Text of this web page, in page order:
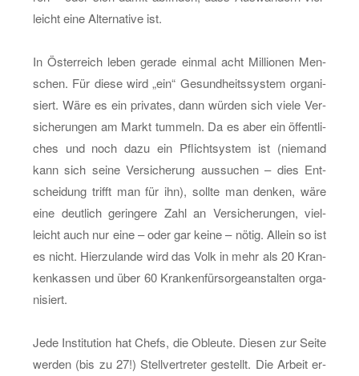
leicht eine Al­ter­na­ti­ve ist.
In Ös­ter­reich leben ge­ra­de ein­mal acht Mil­lio­nen Men­
schen. Für diese wird „ein“ Ge­sund­heits­sys­tem or­ga­ni­
siert. Wäre es ein pri­va­tes, dann wür­den sich viele Ver­
si­che­run­gen am Markt tum­meln. Da es aber ein öf­fent­li­
ches und noch dazu ein Pflicht­sys­tem ist (nie­mand
kann sich seine Ver­si­che­rung aus­su­chen – dies Ent­
schei­dung trifft man für ihn), soll­te man den­ken, wäre
eine deut­lich ge­rin­ge­re Zahl an Ver­si­che­run­gen, viel­
leicht auch nur eine – oder gar keine – nötig. Al­lein so ist
es nicht. Hier­zu­lan­de wird das Volk in mehr als 20 Kran­
ken­kas­sen und über 60 Kran­ken­für­sor­gean­stal­ten or­ga­
ni­siert.
Jede In­sti­tu­ti­on hat Chefs, die Ob­leu­te. Die­sen zur Seite
wer­den (bis zu 27!) Stell­ver­tre­ter ge­stellt. Die Ar­beit er­